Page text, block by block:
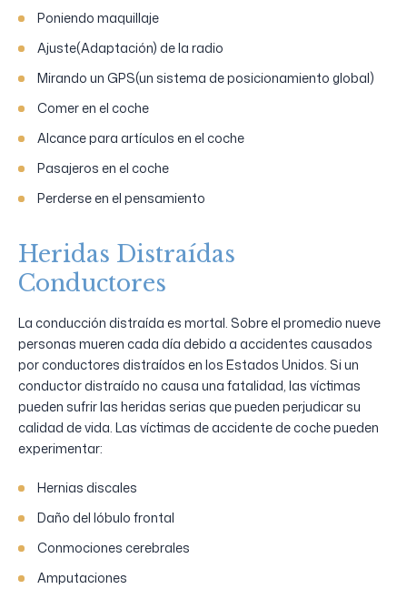
Poniendo maquillaje
Ajuste(Adaptación) de la radio
Mirando un GPS(un sistema de posicionamiento global)
Comer en el coche
Alcance para artículos en el coche
Pasajeros en el coche
Perderse en el pensamiento
Heridas Distraídas
Conductores
La conducción distraída es mortal. Sobre el promedio nueve
personas mueren cada día debido a accidentes causados
por conductores distraídos en los Estados Unidos. Si un
conductor distraído no causa una fatalidad, las víctimas
pueden sufrir las heridas serias que pueden perjudicar su
calidad de vida. Las víctimas de accidente de coche pueden
experimentar:
Hernias discales
Daño del lóbulo frontal
Conmociones cerebrales
Amputaciones